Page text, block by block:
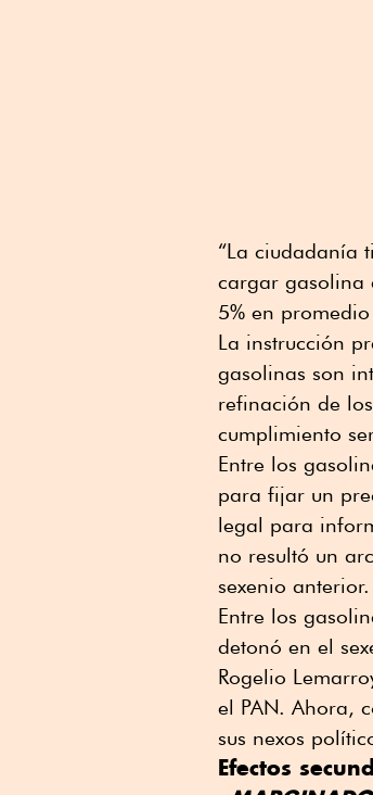
“La ciudadanía
cargar gasolina
5% en
La instrucción
gasolinas son
refinación de
cumplimiento
Entre los
para fijar un
legal para
no resultó un
sexenio anterior.
Entre los
detonó en el
Rogelio
el PAN. Ahora,
sus nexos
Efectos